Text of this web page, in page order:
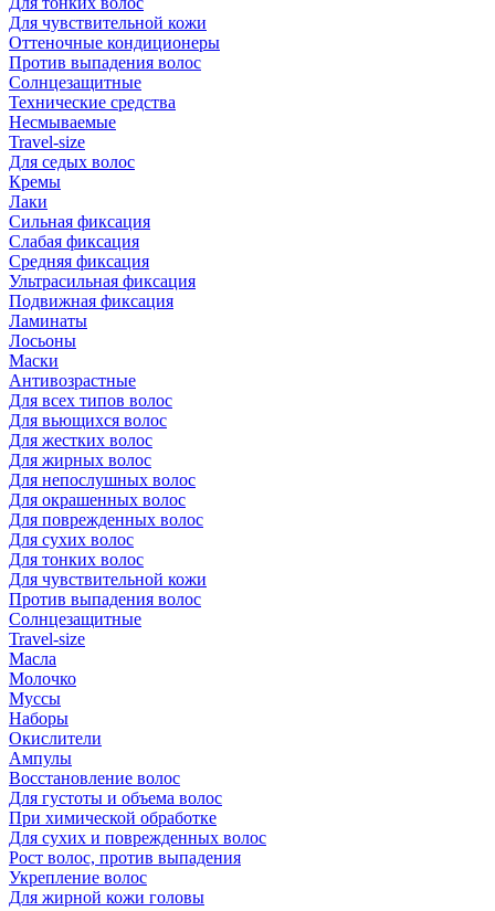
Для чувствительной кожи
Оттеночные кондиционеры
Против выпадения волос
Солнцезащитные
Технические средства
Несмываемые
Travel-size
Для седых волос
Кремы
Лаки
Сильная фиксация
Слабая фиксация
Средняя фиксация
Ультрасильная фиксация
Подвижная фиксация
Ламинаты
Лосьоны
Маски
Антивозрастные
Для всех типов волос
Для вьющихся волос
Для жестких волос
Для жирных волос
Для непослушных волос
Для окрашенных волос
Для поврежденных волос
Для сухих волос
Для тонких волос
Для чувствительной кожи
Против выпадения волос
Солнцезащитные
Travel-size
Масла
Молочко
Муссы
Наборы
Окислители
Ампулы
Восстановление волос
Для густоты и объема волос
При химической обработке
Для сухих и поврежденных волос
Рост волос, против выпадения
Укрепление волос
Для жирной кожи головы